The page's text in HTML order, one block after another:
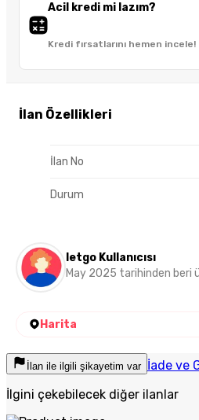
Acil kredi mi lazım?
Kredi fırsatlarını hemen incele!
İlan Özellikleri
İlan No
Durum
letgo Kullanıcısı
May 2025 tarihinden beri
Harita
İlan ile ilgili şikayetim var İade ve
İlgini çekebilecek diğer ilanlar